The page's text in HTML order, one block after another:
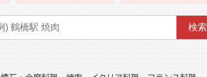
検索